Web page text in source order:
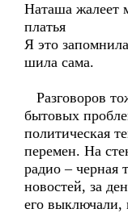
Наташа жалеет
платья
Я это
шила сама.
Разговоров
бытовых
политическая
перемен. На
радио – черная
новостей, за
его выключали,